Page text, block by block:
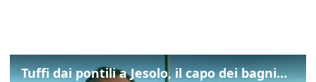
Tuffi dai pontili a Jesolo, il capo dei bagnini: "L'impegno di tutti per evitare altre tragedie"